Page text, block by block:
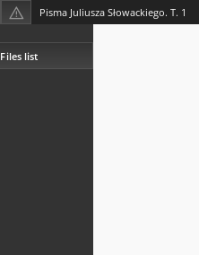
Pisma Juliusza Słowackiego. T. 1
Files list